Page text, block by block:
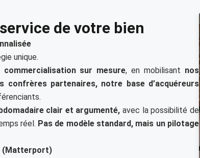
de votre bien
unique.
commercialisation sur mesure, en mobilisant nos
confrères partenaires, notre base d’acquéreurs
clair et argumenté, avec la possibilité de
réel. Pas de modèle standard, mais un pilotage
(Matterport)